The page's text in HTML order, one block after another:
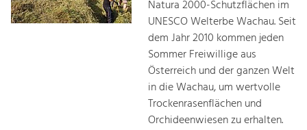
Natura 2000-Schutzflächen im
UNESCO Welterbe Wachau. Seit
dem Jahr 2010 kommen jeden
Sommer Freiwillige aus
Österreich und der ganzen Welt
in die Wachau, um wertvolle
Trockenrasenflächen und
Orchideenwiesen zu erhalten.